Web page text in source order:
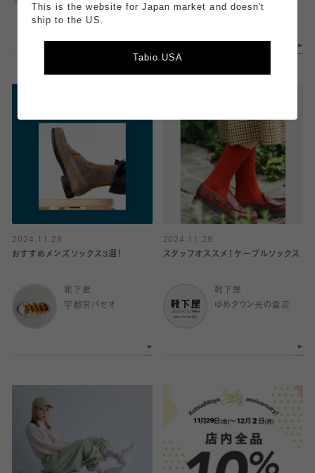
田インター 宇都宮パセオ
2024.11.28
おすすめメンズソックス3選！
靴下屋
宇都宮パセオ
2024.11.28
スタッフオススメ！ケーブルソックス
靴下屋
ゆめタウン光の森店
This is the website for Japan market and doesn't
ship to the US.
Tabio USA